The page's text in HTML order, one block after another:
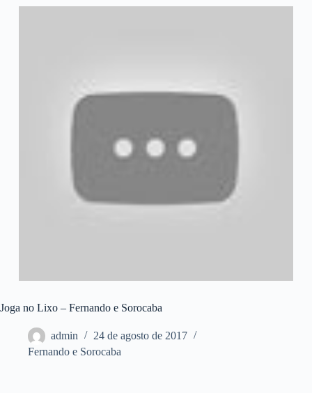
Joga no Lixo – Fernando e Sorocaba
admin
24 de agosto de 2017
Fernando e Sorocaba